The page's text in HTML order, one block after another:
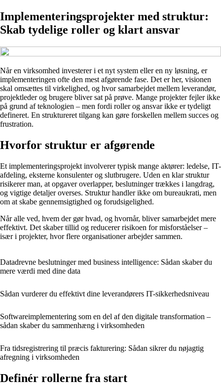
Implementeringsprojekter med struktur:
Skab tydelige roller og klart ansvar
Når en virksomhed investerer i et nyt system eller en ny løsning, er
implementeringen ofte den mest afgørende fase. Det er her, visionen
skal omsættes til virkelighed, og hvor samarbejdet mellem leverandør,
projektleder og brugere bliver sat på prøve. Mange projekter fejler ikke
på grund af teknologien – men fordi roller og ansvar ikke er tydeligt
defineret. En struktureret tilgang kan gøre forskellen mellem succes og
frustration.
Hvorfor struktur er afgørende
Et implementeringsprojekt involverer typisk mange aktører: ledelse, IT-
afdeling, eksterne konsulenter og slutbrugere. Uden en klar struktur
risikerer man, at opgaver overlapper, beslutninger trækkes i langdrag,
og vigtige detaljer overses. Struktur handler ikke om bureaukrati, men
om at skabe gennemsigtighed og forudsigelighed.
Når alle ved, hvem der gør hvad, og hvornår, bliver samarbejdet mere
effektivt. Det skaber tillid og reducerer risikoen for misforståelser –
især i projekter, hvor flere organisationer arbejder sammen.
Datadrevne beslutninger med business intelligence: Sådan skaber du
mere værdi med dine data
Sådan vurderer du effektivt dine leverandørers IT-sikkerhedsniveau
Softwareimplementering som en del af den digitale transformation –
sådan skaber du sammenhæng i virksomheden
Fra tidsregistrering til præcis fakturering: Sådan sikrer du nøjagtig
afregning i virksomheden
Definér rollerne fra start